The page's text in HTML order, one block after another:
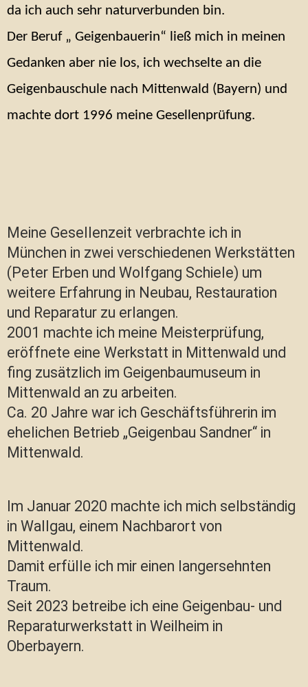
da ich auch sehr naturverbunden bin.
Der Beruf „ Geigenbauerin“ ließ mich in meinen
Gedanken aber nie los, ich wechselte an die
Geigenbauschule nach Mittenwald (Bayern) und
machte dort 1996 meine Gesellenprüfung.
Meine Gesellenzeit verbrachte ich in
München in zwei verschiedenen Werkstätten
(Peter Erben und Wolfgang Schiele) um
weitere Erfahrung in Neubau, Restauration
und Reparatur zu erlangen.
2001 machte ich meine Meisterprüfung,
eröffnete eine Werkstatt in Mittenwald und
fing zusätzlich im Geigenbaumuseum in
Mittenwald an zu arbeiten.
Ca. 20 Jahre war ich Geschäftsführerin im
ehelichen Betrieb „Geigenbau Sandner“ in
Mittenwald.
Im Januar 2020 machte ich mich selbständig
in Wallgau, einem Nachbarort von
Mittenwald.
Damit erfülle ich mir einen langersehnten
Traum.
Seit 2023 betreibe ich eine Geigenbau- und
Reparaturwerkstatt in Weilheim in
Oberbayern.